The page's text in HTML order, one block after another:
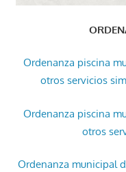
Ordenanza piscina
otros servicios
Ordenanza piscina
otros
Ordenanza municipal